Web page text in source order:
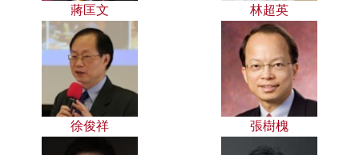
蔣匡文 林超英
徐俊祥 張樹槐